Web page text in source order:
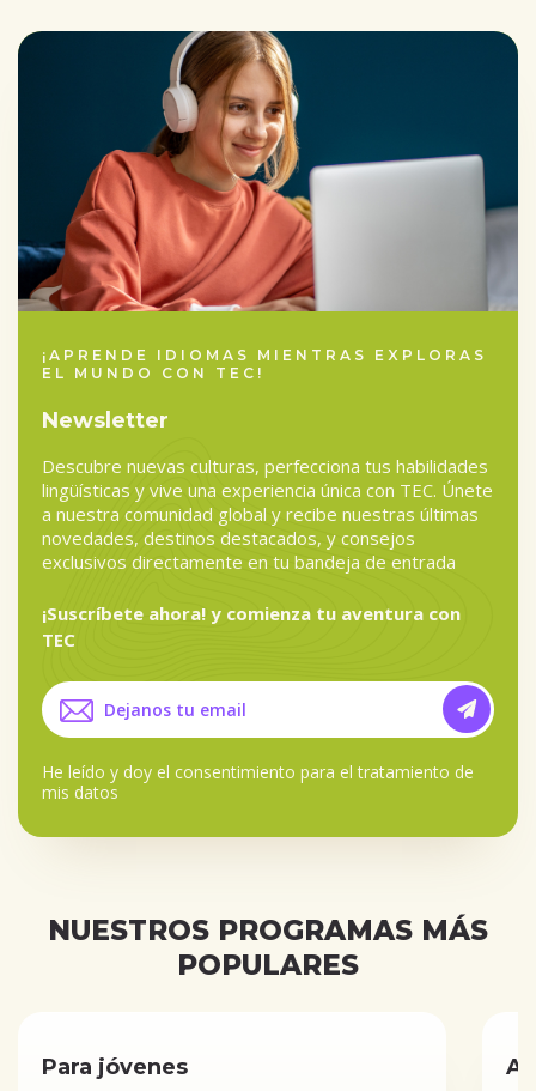
¡APRENDE IDIOMAS MIENTRAS EXPLORAS
EL MUNDO CON TEC!
Newsletter
Descubre nuevas culturas, perfecciona tus habilidades
lingüísticas y vive una experiencia única con TEC. Únete
a nuestra comunidad global y recibe nuestras últimas
novedades, destinos destacados, y consejos
exclusivos directamente en tu bandeja de entrada
¡Suscríbete ahora! y comienza tu aventura con
TEC
He leído y doy el consentimiento para el tratamiento de
mis datos
NUESTROS PROGRAMAS MÁS
POPULARES
Para jóvenes